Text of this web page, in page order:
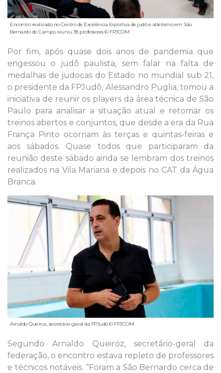
Encontro realizado no Centro de Excelência Esportiva de judô e atletismo em São
Bernardo do Campo reuniu 38 professores © FPJCOM
Por fim, após quase dois anos de pandemia que
engessou o judô paulista, sem falar na falta de
medalhas de judocas do Estado no mundial sub 21,
o presidente da FPJudô, Alessandro Puglia, tomou a
iniciativa de reunir os players da área técnica de São
Paulo para analisar a situação atual e retomar os
treinos abertos e conjuntos, que desde a era da Rua
França Pinto ocorriam às terças e quintas-feiras e
aos sábados. Quase todos que participaram da
reunião deste sábado ainda se lembram dos treinos
realizados na Vila Mariana e depois no CAT da Água
Branca.
Arnaldo Queiroz, secretário-geral da FPJudô © FPJCOM
Segundo Arnaldo Queiroz, secretário-geral da
federação, o encontro estava repleto de professores
e técnicos notáveis. “Foram a São Bernardo cerca de